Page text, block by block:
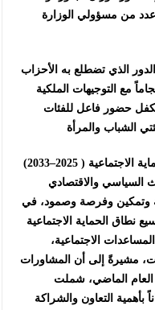
من مسؤولي الوزارة
الذي تضطلع به الأحزاب
مع التوجيهات الملكية
حضور فاعل للفئات
وأشارت إلى أن الاستراتيجية الوطنية للحماية الاجتماعية ( 2025–2033)
السياسي والاقتصادي
وتمكين وفرصة وصمود، في
نطاق الحماية الاجتماعية
الاجتماعية،
مشيرةً إلى أن المشاورات
العام الماضي، شملت
بأهمية التعاون والشراكة